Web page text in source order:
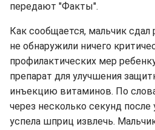
передают "Факты".
Как сообщается, мальчик сдал
не обнаружили ничего
профилактических мер
препарат для улучшения
инъекцию витаминов. По
через несколько секунд
успела шприц извлечь.